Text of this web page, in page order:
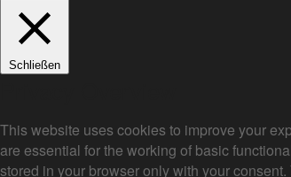
Schließen
This website uses cookies to improve your
are essential for the working of basic
stored in your browser only with your